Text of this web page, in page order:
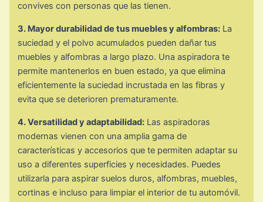
convives con personas que las tienen.
3. Mayor durabilidad de tus muebles y alfombras: La
suciedad y el polvo acumulados pueden dañar tus
muebles y alfombras a largo plazo. Una aspiradora te
permite mantenerlos en buen estado, ya que elimina
eficientemente la suciedad incrustada en las fibras y
evita que se deterioren prematuramente.
4. Versatilidad y adaptabilidad: Las aspiradoras
modernas vienen con una amplia gama de
características y accesorios que te permiten adaptar su
uso a diferentes superficies y necesidades. Puedes
utilizarla para aspirar suelos duros, alfombras, muebles,
cortinas e incluso para limpiar el interior de tu automóvil.